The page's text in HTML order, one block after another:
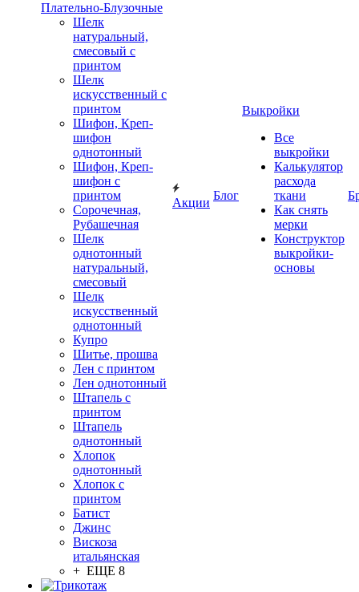
Плательно-Блузочные
Шелк
натуральный,
смесовый с
принтом
Шелк
искусственный с
принтом
Шифон, Креп-
шифон
однотонный
Шифон, Креп-
шифон с
принтом
Сорочечная,
Рубашечная
Шелк
однотонный
натуральный,
смесовый
Шелк
искусственный
однотонный
Купро
Шитье, прошва
Лен с принтом
Лен однотонный
Штапель с
принтом
Штапель
однотонный
Хлопок
однотонный
Хлопок с
принтом
Батист
Джинс
Вискоза
итальянская
+ ЕЩЕ 8
Акции
Блог
Выкройки
Все
выкройки
Калькулятор
расхода
ткани
Как снять
мерки
Конструктор
выкройки-
основы